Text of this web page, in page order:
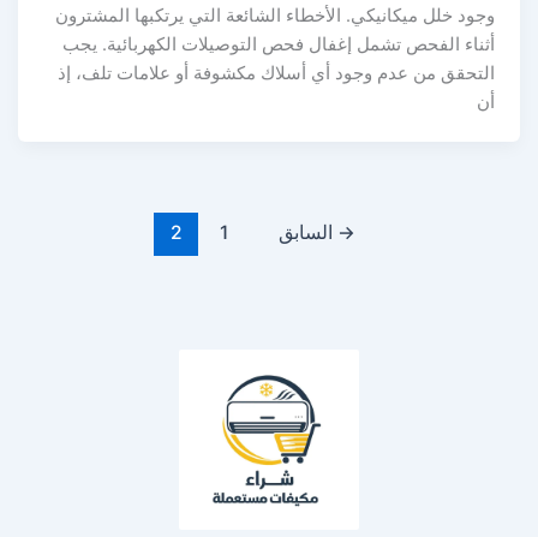
وجود خلل ميكانيكي. الأخطاء الشائعة التي يرتكبها المشترون
أثناء الفحص تشمل إغفال فحص التوصيلات الكهربائية. يجب
التحقق من عدم وجود أي أسلاك مكشوفة أو علامات تلف، إذ
أن
→ السابق 1
2